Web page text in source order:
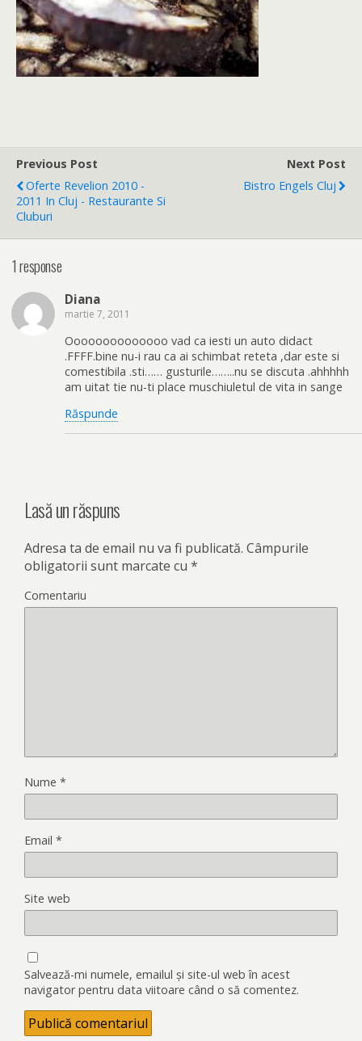
Previous Post
Oferte Revelion 2010 -
2011 In Cluj - Restaurante Si
Cluburi
Next Post
Bistro Engels Cluj
1 response
Diana
martie 7, 2011
Oooooooooooooo vad ca iesti un auto didact
.FFFF.bine nu-i rau ca ai schimbat reteta ,dar este si
comestibila .sti…… gusturile……..nu se discuta .ahhhhh
am uitat tie nu-ti place muschiuletul de vita in sange
Răspunde
Lasă un răspuns
Adresa ta de email nu va fi publicată. Câmpurile
obligatorii sunt marcate cu *
Comentariu
Nume *
Email *
Site web
Salvează-mi numele, emailul și site-ul web în acest
navigator pentru data viitoare când o să comentez.